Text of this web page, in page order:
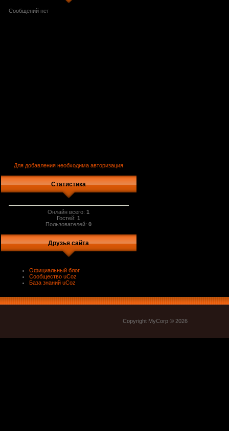
Для добавления необходима авторизация
Статистика
Онлайн всего:1
Гостей:1
Пользователей:0
Друзья сайта
Официальный блог
Сообщество uCoz
База знаний uCoz
Copyright MyCorp © 2026